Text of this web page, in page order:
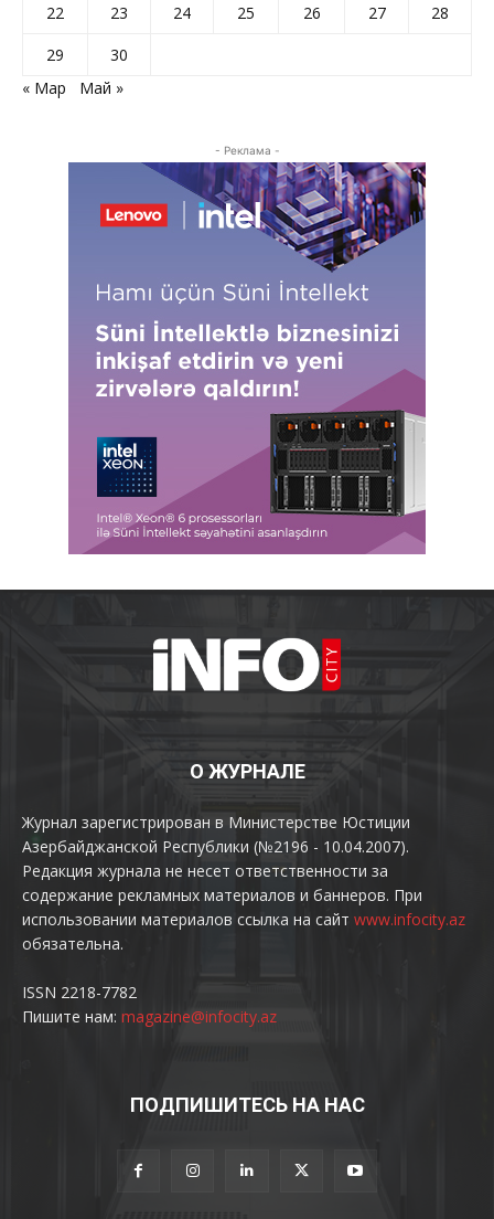
22
23 24 25 26 27
28
29
30
« Мар
Май »
- Реклама -
О ЖУРНАЛЕ
Журнал зарегистрирован в Министерстве Юстиции
Азербайджанской Республики (№2196 - 10.04.2007).
Редакция журнала не несет ответственности за
содержание рекламных материалов и баннеров. При
использовании материалов ссылка на сайт www.infocity.az
обязательна.
ISSN 2218-7782
Пишите нам: magazine@infocity.az
ПОДПИШИТЕСЬ НА НАС